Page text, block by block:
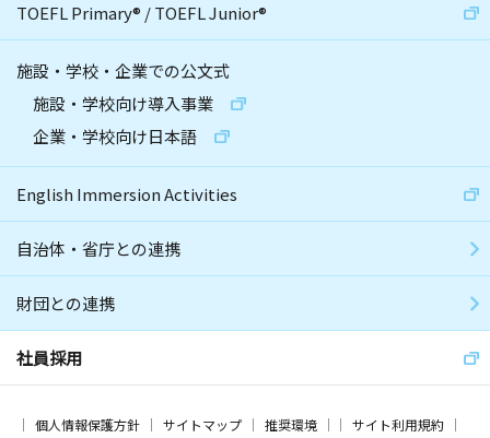
TOEFL Primary® /TOEFL Junior®
施設・学校・企業での公文式
施設・学校向け導入事業
企業・学校向け日本語
English Immersion Activities
自治体・省庁との連携
財団との連携
社員採用
個人情報保護方針 サイトマップ 推奨環境
サイト利用規約